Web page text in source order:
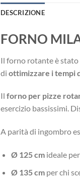
DESCRIZIONE
FORNO
Il forno rotante è stato
di ottimizzare i tempi
Il forno per pizze
esercizio bassissimi.
A parità di ingombro
Ø 125 cmideale
Ø 135 cmper chi